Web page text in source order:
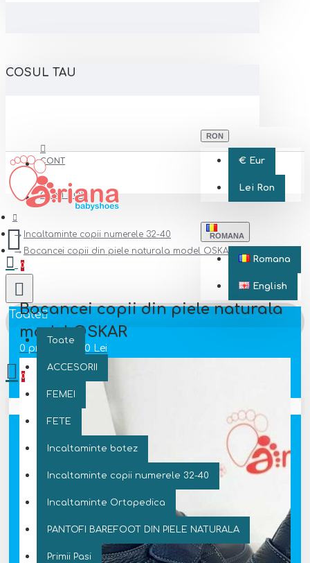
COSUL TAU
CONT
CONT NOU
RON
€ Eur
Lei Ron
ROMANA
Romana
English
0
Toate
Toate
ACCESORII
FEMEI
FETE
Incaltaminte botez
Incaltaminte copii numerele 32-40
Incaltaminte Ortopedica
PANTOFI BAREFOOT DIN PIELE NATURALA
Primii Pasi
0 produs(e) - 0 Lei
0
Coșul este gol!
Incaltaminte copii numerele 32-40
Bocancei copii din piele naturala model OSKAR
Bocancei copii din piele naturala
model OSKAR